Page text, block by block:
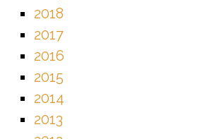
2018
2017
2016
2015
2014
2013